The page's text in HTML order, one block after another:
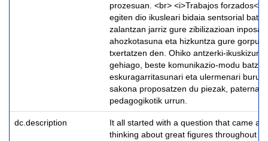
prozesuan. <br> <i>Trabajos forzados</
egiten dio ikusleari bidaia sentsorial bat
zalantzan jarriz gure zibilizazioan
ahozkotasuna eta hizkuntza gure
txertatzen den. Ohiko antzerki-ikuskizun
gehiago, beste komunikazio-modu
eskuragarritasunari eta ulermenari
sakona proposatzen du piezak,
pedagogikotik urrun.
dc.description
It all started with a question that came
thinking about great figures throughout